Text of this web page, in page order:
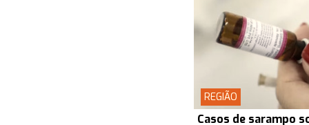
REGIÃO
Casos de sarampo